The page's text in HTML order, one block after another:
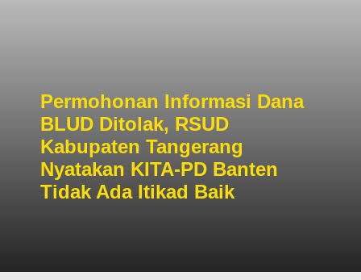
Permohonan Informasi Dana
BLUD Ditolak, RSUD
Kabupaten Tangerang
Nyatakan KITA-PD Banten
Tidak Ada Itikad Baik